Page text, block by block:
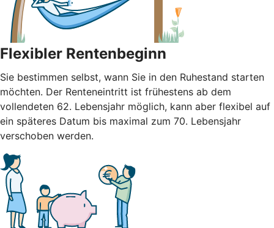
Flexibler Rentenbeginn
Sie bestimmen selbst, wann Sie in den Ruhestand starten
möchten. Der Renteneintritt ist frühestens ab dem
vollendeten 62. Lebensjahr möglich, kann aber flexibel auf
ein späteres Datum bis maximal zum 70. Lebensjahr
verschoben werden.